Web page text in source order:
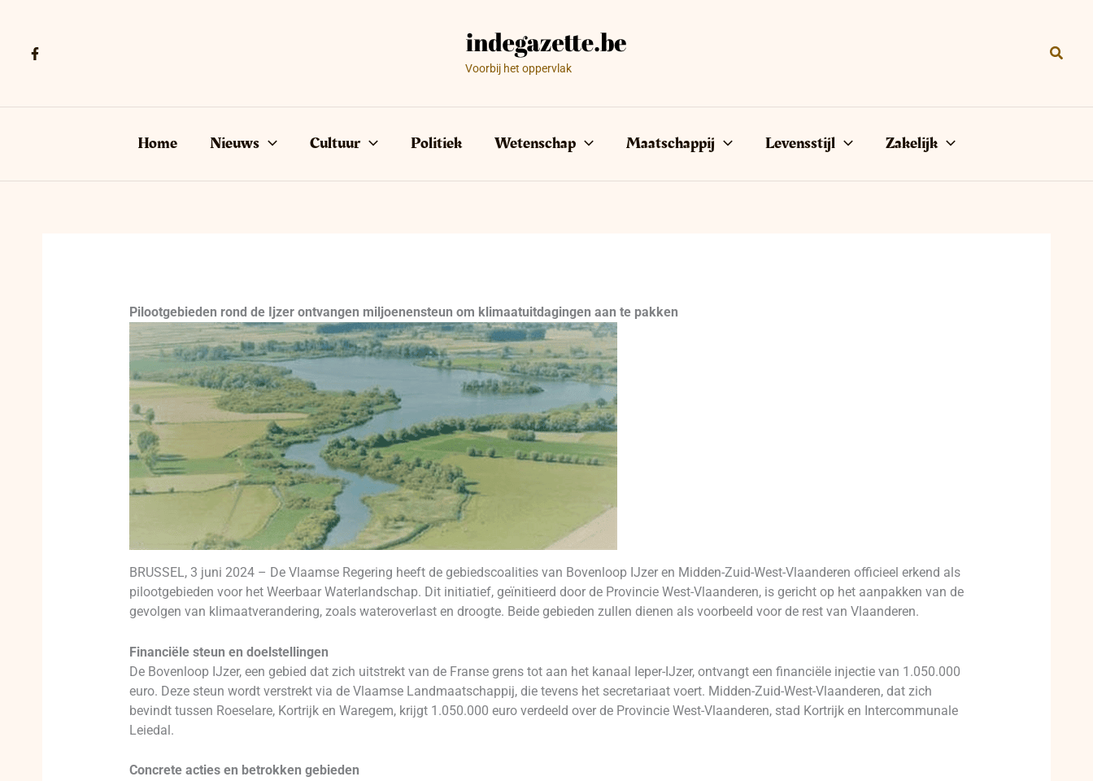
Voorbij het oppervlak
Home Nieuws Cultuur Politiek Wetenschap Maatschappij Levensstijl Zakelijk
Pilootgebieden rond de Ijzer ontvangen miljoenensteun om klimaatuitdagingen aan te pakken
BRUSSEL, 3 juni 2024 – De Vlaamse Regering heeft de gebiedscoalities van Bovenloop IJzer en Midden-Zuid-West-Vlaanderen officieel erkend als
pilootgebieden voor het Weerbaar Waterlandschap. Dit initiatief, geïnitieerd door de Provincie West-Vlaanderen, is gericht op het aanpakken van de
gevolgen van klimaatverandering, zoals wateroverlast en droogte. Beide gebieden zullen dienen als voorbeeld voor de rest van Vlaanderen.
Financiële steun en doelstellingen
De Bovenloop IJzer, een gebied dat zich uitstrekt van de Franse grens tot aan het kanaal Ieper-IJzer, ontvangt een financiële injectie van 1.050.000
euro. Deze steun wordt verstrekt via de Vlaamse Landmaatschappij, die tevens het secretariaat voert. Midden-Zuid-West-Vlaanderen, dat zich
bevindt tussen Roeselare, Kortrijk en Waregem, krijgt 1.050.000 euro verdeeld over de Provincie West-Vlaanderen, stad Kortrijk en Intercommunale
Leiedal.
Concrete acties en betrokken gebieden